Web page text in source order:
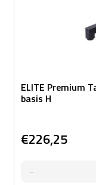
ELITE Premium
basis H
€226,25